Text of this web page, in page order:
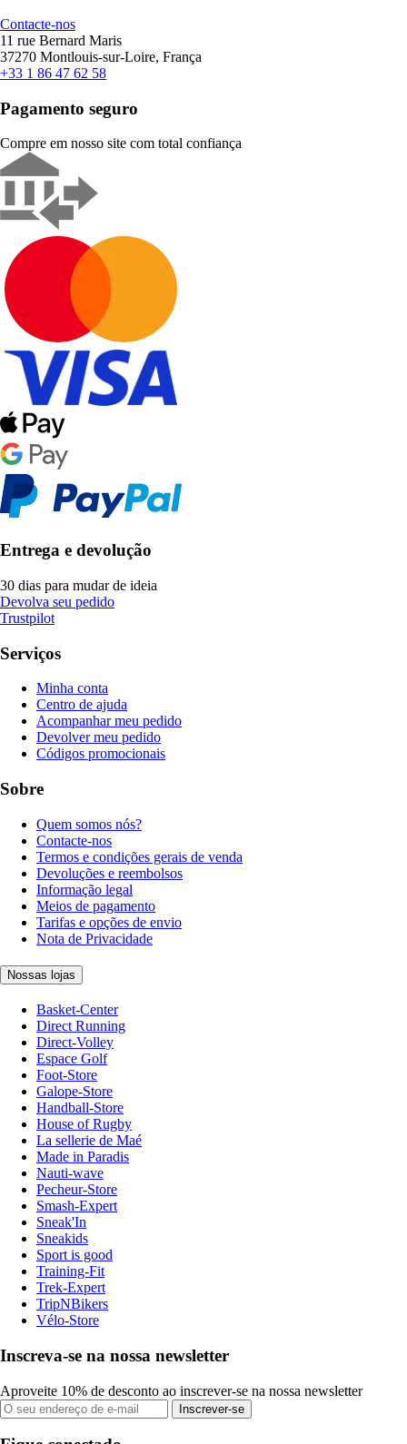
Contacte-nos
11 rue Bernard Maris
37270 Montlouis-sur-Loire, França
+33 1 86 47 62 58
Pagamento seguro
Compre em nosso site com total confiança
Entrega e devolução
30 dias para mudar de ideia
Devolva seu pedido
Trustpilot
Serviços
Minha conta
Centro de ajuda
Acompanhar meu pedido
Devolver meu pedido
Códigos promocionais
Sobre
Quem somos nós?
Contacte-nos
Termos e condições gerais de venda
Devoluções e reembolsos
Informação legal
Meios de pagamento
Tarifas e opções de envio
Nota de Privacidade
Nossas lojas
Basket-Center
Direct Running
Direct-Volley
Espace Golf
Foot-Store
Galope-Store
Handball-Store
House of Rugby
La sellerie de Maé
Made in Paradis
Nauti-wave
Pecheur-Store
Smash-Expert
Sneak'In
Sneakids
Sport is good
Training-Fit
Trek-Expert
TripNBikers
Vélo-Store
Inscreva-se na nossa newsletter
Aproveite 10% de desconto ao inscrever-se na nossa newsletter
Inscrever-se